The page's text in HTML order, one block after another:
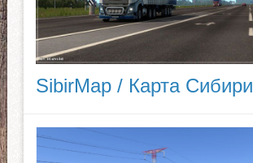
SibirMap / Карта Сибири